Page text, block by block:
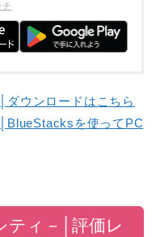
ダウンロードはこちら
を使ってPC
ティ－│評価レ